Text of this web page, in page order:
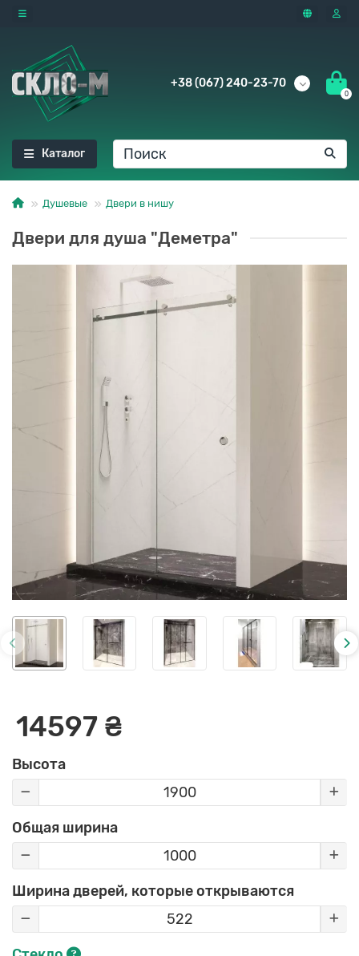
+38 (067) 240-23-70
0
Каталог
Душевые Двери в нишу
Двери для душа "Деметра"
14597 ₴
Высота
Общая ширина
Ширина дверей, которые открываются